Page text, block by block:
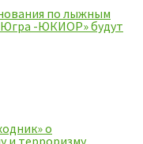
по лыжным
-ЮКИОР» будут
о
и терроризму